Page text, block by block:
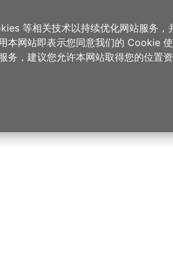
等相关技术以持续优化网站服务，
本网站即表示您同意我们的 Cookie
务，建议您允许本网站取得您的位置